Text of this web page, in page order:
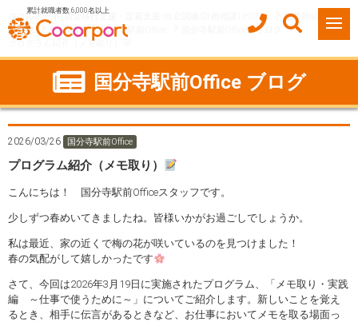
累計就職者数 6,000名以上
ココルポート(就労移行支援・定着支援/自立訓練/計画相談) HOME
事業所紹介
東京都
国分寺市 国分寺駅前Office
国分寺駅前Officeのブログ
プログラム紹介（メモ取り）
国分寺駅前Office ブログ
2026/03/26 国分寺駅前Office
プログラム紹介（メモ取り）
こんにちは！ 国分寺駅前Officeスタッフです。
少しずつ春めいてきましたね。皆様いかがお過ごしでしょうか。
私は最近、家の近くで梅の花が咲いているのを見つけました！
春の気配がして嬉しかったです
さて、今回は2026年3月19日に実施されたプログラム、「メモ取り・実践
編 ～仕事で使うために～」についてご紹介します。新しいことを覚え
るとき、相手に伝言があるときなど、お仕事においてメモを取る場面っ